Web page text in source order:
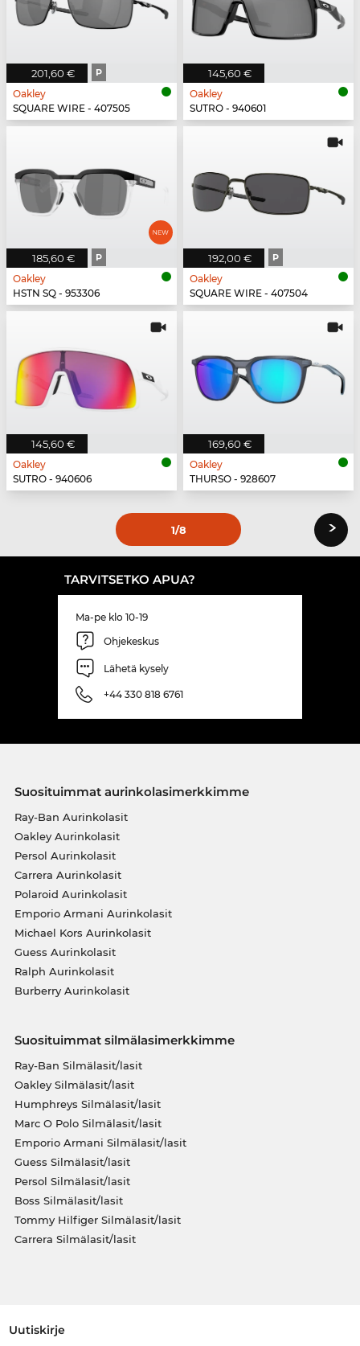
201,60 € P
Oakley
SQUARE WIRE - 407505
145,60 €
Oakley
SUTRO - 940601
185,60 € P
Oakley
HSTN SQ - 953306
192,00 € P
Oakley
SQUARE WIRE - 407504
145,60 €
Oakley
SUTRO - 940606
169,60 €
Oakley
THURSO - 928607
1/8 ›
TARVITSETKO APUA?
Ma-pe klo 10-19
Ohjekeskus
Lähetä kysely
+44 330 818 6761
Suosituimmat aurinkolasimerkkimme
Ray-Ban Aurinkolasit
Oakley Aurinkolasit
Persol Aurinkolasit
Carrera Aurinkolasit
Polaroid Aurinkolasit
Emporio Armani Aurinkolasit
Michael Kors Aurinkolasit
Guess Aurinkolasit
Ralph Aurinkolasit
Burberry Aurinkolasit
Suosituimmat silmälasimerkkimme
Ray-Ban Silmälasit/lasit
Oakley Silmälasit/lasit
Humphreys Silmälasit/lasit
Marc O Polo Silmälasit/lasit
Emporio Armani Silmälasit/lasit
Guess Silmälasit/lasit
Persol Silmälasit/lasit
Boss Silmälasit/lasit
Tommy Hilfiger Silmälasit/lasit
Carrera Silmälasit/lasit
Uutiskirje